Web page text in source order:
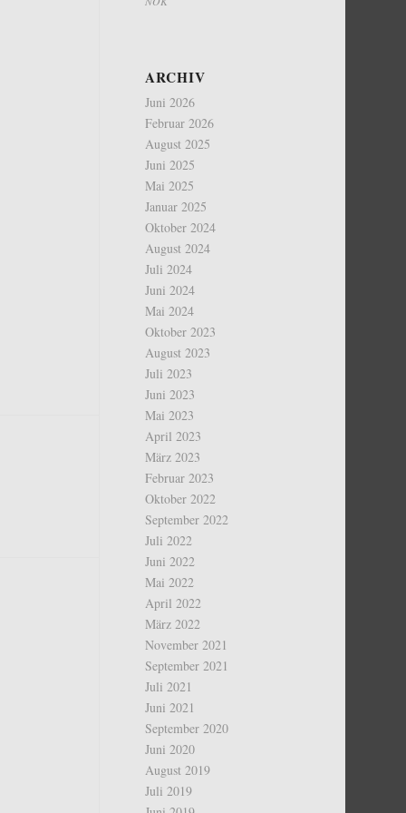
ARCHIV
Juni 2026
Februar 2026
August 2025
Juni 2025
Mai 2025
Januar 2025
Oktober 2024
August 2024
Juli 2024
Juni 2024
Mai 2024
Oktober 2023
August 2023
Juli 2023
Juni 2023
Mai 2023
April 2023
März 2023
Februar 2023
Oktober 2022
September 2022
Juli 2022
Juni 2022
Mai 2022
April 2022
März 2022
November 2021
September 2021
Juli 2021
Juni 2021
September 2020
Juni 2020
August 2019
Juli 2019